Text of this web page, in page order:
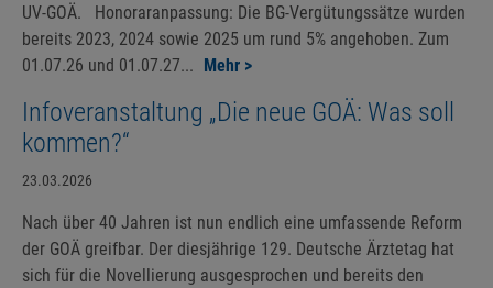
UV-GOÄ. Honoraranpassung: Die BG-Vergütungssätze wurden
bereits 2023, 2024 sowie 2025 um rund 5% angehoben. Zum
01.07.26 und 01.07.27... Mehr >
Infoveranstaltung „Die neue GOÄ: Was soll
kommen?“
23.03.2026
Nach über 40 Jahren ist nun endlich eine umfassende Reform
der GOÄ greifbar. Der diesjährige 129. Deutsche Ärztetag hat
sich für die Novellierung ausgesprochen und bereits den